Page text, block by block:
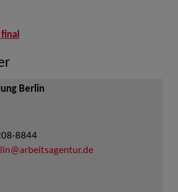
Berlin
8844